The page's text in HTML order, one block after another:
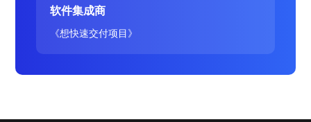
软件集成商
《想快速交付项目》